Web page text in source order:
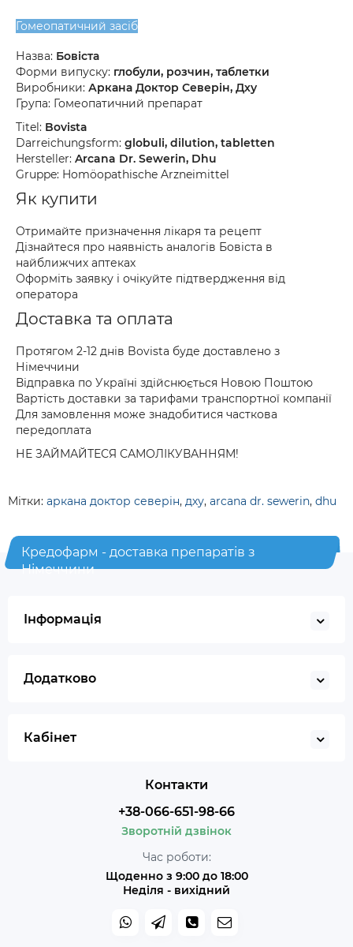
Гомеопатичний засіб
Назва: Бовіста
Форми випуску: глобули, розчин, таблетки
Виробники: Аркана Доктор Северін, Дху
Група: Гомеопатичний препарат
Titel: Bovista
Darreichungsform: globuli, dilution, tabletten
Hersteller: Arcana Dr. Sewerin, Dhu
Gruppe: Homöopathische Arzneimittel
Як купити
Отримайте призначення лікаря та рецепт
Дізнайтеся про наявність аналогів Бовіста в
найближчих аптеках
Оформіть заявку і очікуйте підтвердження від
оператора
Доставка та оплата
Протягом 2-12 днів Bovista буде доставлено з
Німеччини
Відправка по Україні здійснюється Новою Поштою
Вартість доставки за тарифами транспортної компанії
Для замовлення може знадобитися часткова
передоплата
НЕ ЗАЙМАЙТЕСЯ САМОЛІКУВАННЯМ!
Мітки: аркана доктор северін, дху, arcana dr. sewerin, dhu
Кредофарм - доставка препаратів з
Німеччини
Інформація
Додатково
Кабінет
Контакти
+38-066-651-98-66
Зворотній дзвінок
Час роботи:
Щоденно з 9:00 до 18:00
Неділя - вихідний